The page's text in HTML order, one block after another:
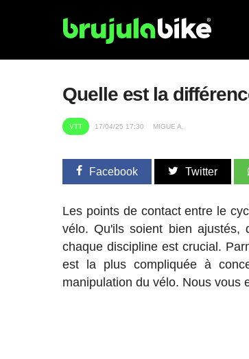
Quelle est la
VTT 17/04/25 17:30 MIGUE A.
Facebook Twitter
Les points de contact entre le
vélo. Qu'ils soient bien ajustés,
chaque discipline est crucial.
est la plus compliquée à
manipulation du vélo. Nous vous